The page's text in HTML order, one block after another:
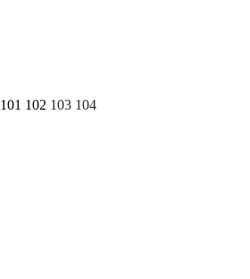
101 102 103 104